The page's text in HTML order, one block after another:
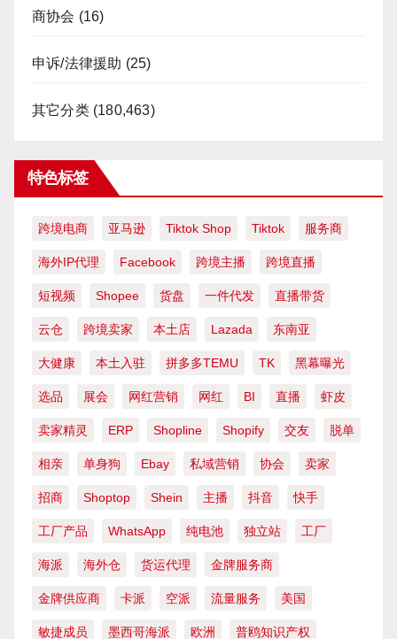
商协会 (16)
申诉/法律援助 (25)
其它分类(180,463)
特色标签
跨境电商 亚马逊 Tiktok Shop Tiktok 服务商
海外IP代理 Facebook 跨境主播 跨境直播
短视频 Shopee 货盘 一件代发 直播带货
云仓 跨境卖家 本土店 Lazada 东南亚
大健康 本土入驻 拼多多TEMU TK 黑幕曝光
选品 展会 网红营销 网红 BI 直播 虾皮
卖家精灵 ERP Shopline Shopify 交友 脱单
相亲 单身狗 Ebay 私域营销 协会 卖家
招商 Shoptop Shein 主播 抖音 快手
工厂产品 WhatsApp 纯电池 独立站 工厂
海派 海外仓 货运代理 金牌服务商
金牌供应商 卡派 空派 流量服务 美国
敏捷成员 墨西哥海派 欧洲 普鸥知识产权